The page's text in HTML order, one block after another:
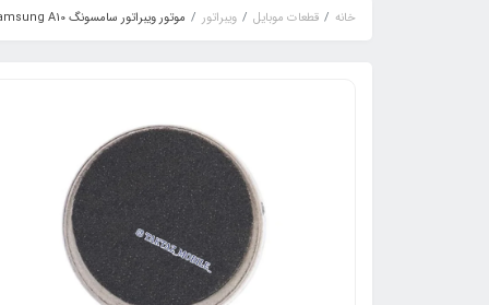
خانه قطعات موبایل ویبراتور موتور ویبراتور سامسونگ Samsung A10